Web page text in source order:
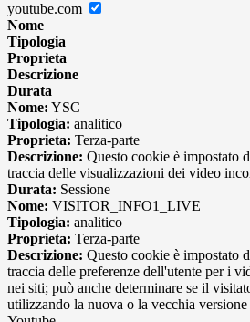
youtube.com
Nome
Tipologia
Proprieta
Descrizione
Durata
Nome: YSC
Tipologia: analitico
Proprieta: Terza-parte
Descrizione: Questo cookie è impostato
traccia delle visualizzazioni dei video
Durata: Sessione
Nome: VISITOR_INFO1_LIVE
Tipologia: analitico
Proprieta: Terza-parte
Descrizione: Questo cookie è impostato
traccia delle preferenze dell'utente per i
nei siti; può anche determinare se il
utilizzando la nuova o la vecchia